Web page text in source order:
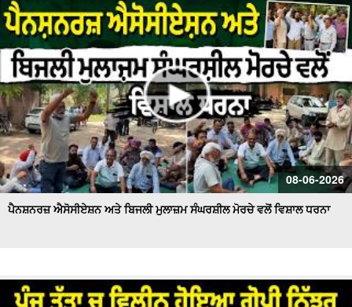
08-06-2026
ਪੈਨਸ਼ਨਰਜ਼ ਐਸੋਸੀਏਸ਼ਨ ਅਤੇ ਬਿਜਲੀ ਮੁਲਾਜ਼ਮ ਸੰਘਰਸ਼ੀਲ ਮੋਰਚੇ ਵਲੋਂ ਵਿਸ਼ਾਲ ਧਰਨਾ